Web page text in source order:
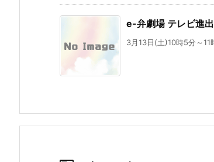
e-弁劇場 テレビ進
3月13日(土)10時5分～